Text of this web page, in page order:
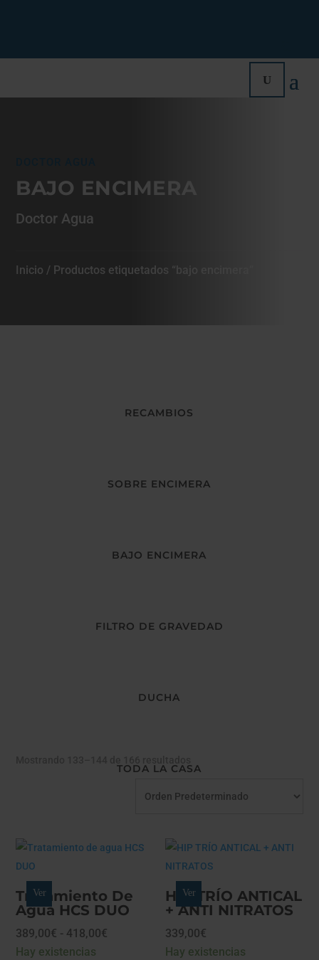
BAJO ENCIMERA
Doctor Agua
Inicio / Productos etiquetados “bajo encimera”
RECAMBIOS
SOBRE ENCIMERA
BAJO ENCIMERA
FILTRO DE GRAVEDAD
DUCHA
TODA LA CASA
Tratamiento De
Agua HCS DUO
389,00€ - 418,00€
Hay existencias
Ver
HIP TRÍO ANTICAL
+ ANTI NITRATOS
339,00€
Hay existencias
Ver